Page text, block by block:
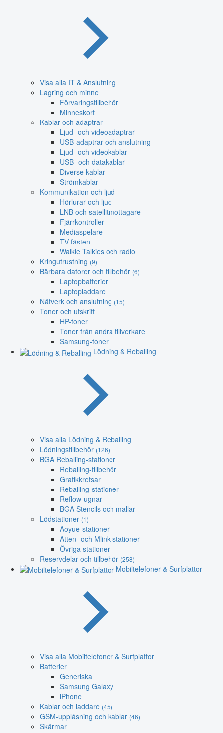
Visa alla IT & Anslutning
Lagring och minne
Förvaringstillbehör
Minneskort
Kablar och adaptrar
Ljud- och videoadaptrar
USB-adaptrar och anslutning
Ljud- och videokablar
USB- och datakablar
Diverse kablar
Strömkablar
Kommunikation och ljud
Hörlurar och ljud
LNB och satellitmottagare
Fjärrkontroller
Mediaspelare
TV-fästen
Walkie Talkies och radio
Kringutrustning (9)
Bärbara datorer och tillbehör (6)
Laptopbatterier
Laptopladdare
Nätverk och anslutning (15)
Toner och utskrift
HP-toner
Toner från andra tillverkare
Samsung-toner
Lödning & Reballing
Visa alla Lödning & Reballing
Lödningstillbehör (126)
BGA Reballing-stationer
Reballing-tillbehör
Grafikkretsar
Reballing-stationer
Reflow-ugnar
BGA Stencils och mallar
Lödstationer (1)
Aoyue-stationer
Atten- och Mlink-stationer
Övriga stationer
Reservdelar och tillbehör (258)
Mobiltelefoner & Surfplattor
Visa alla Mobiltelefoner & Surfplattor
Batterier
Generiska
Samsung Galaxy
iPhone
Kablar och laddare (45)
GSM-upplåsning och kablar (46)
Skärmar